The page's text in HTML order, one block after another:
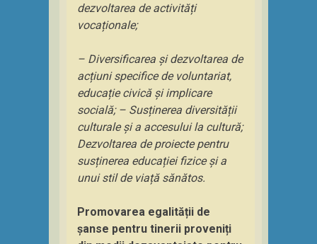
dezvoltarea de activități
vocaționale;
– Diversificarea și dezvoltarea de
acțiuni specifice de voluntariat,
educație civică și implicare
socială; – Susținerea diversității
culturale și a accesului la cultură;
Dezvoltarea de proiecte pentru
susținerea educației fizice și a
unui stil de viață sănătos.
Promovarea egalității de
șanse pentru tinerii proveniți